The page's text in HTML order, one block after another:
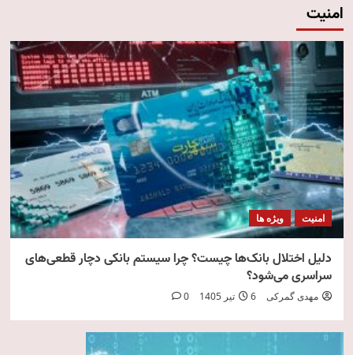
امنیت
امنیت ویژه ها
دلیل اختلال بانک‌ها چیست؟ چرا سیستم بانکی دچار قطعی‌های
سراسری می‌شود؟
مهدی گمرکی 6 تیر 1405 0